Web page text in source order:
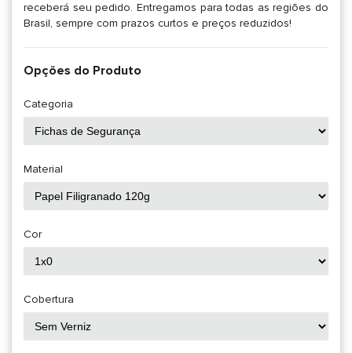
receberá seu pedido. Entregamos para todas as regiões do
Brasil, sempre com prazos curtos e preços reduzidos!
Opções do Produto
Categoria
Material
Cor
Cobertura